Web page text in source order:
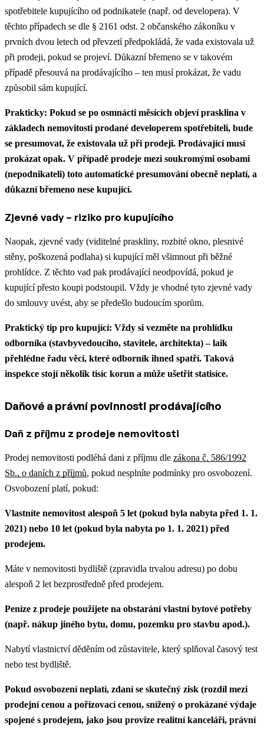
spotřebitele kupujícího od podnikatele (např. od developera). V
těchto případech se dle § 2161 odst. 2 občanského zákoníku v
prvních dvou letech od převzetí předpokládá, že vada existovala už
při prodeji, pokud se projeví. Důkazní břemeno se v takovém
případě přesouvá na prodávajícího – ten musí prokázat, že vadu
způsobil sám kupující.
Prakticky: Pokud se po osmnácti měsících objeví prasklina v
základech nemovitosti prodané developerem spotřebiteli, bude
se presumovat, že existovala už při prodeji. Prodávající musí
prokázat opak. V případě prodeje mezi soukromými osobami
(nepodnikateli) toto automatické presumování obecně neplatí, a
důkazní břemeno nese kupující.
Zjevné vady – riziko pro kupujícího
Naopak, zjevné vady (viditelné praskliny, rozbité okno, plesnivé
stěny, poškozená podlaha) si kupující měl všimnout při běžné
prohlídce. Z těchto vad pak prodávající neodpovídá, pokud je
kupující přesto koupi podstoupil. Vždy je vhodné tyto zjevné vady
do smlouvy uvést, aby se předešlo budoucím sporům.
Praktický tip pro kupující: Vždy si vezměte na prohlídku
odborníka (stavbyvedoucího, stavitele, architekta) – laik
přehlédne řadu věcí, které odborník ihned spatří. Taková
inspekce stojí několik tisíc korun a může ušetřit statisíce.
Daňové a právní povinnosti prodávajícího
Daň z příjmu z prodeje nemovitosti
Prodej nemovitosti podléhá dani z příjmu dle zákona č. 586/1992
Sb., o daních z příjmů, pokud nesplníte podmínky pro osvobození.
Osvobození platí, pokud:
Vlastníte nemovitost alespoň 5 let (pokud byla nabyta před 1. 1.
2021) nebo 10 let (pokud byla nabyta po 1. 1. 2021) před
prodejem.
Máte v nemovitosti bydliště (zpravidla trvalou adresu) po dobu
alespoň 2 let bezprostředně před prodejem.
Peníze z prodeje použijete na obstarání vlastní bytové potřeby
(např. nákup jiného bytu, domu, pozemku pro stavbu apod.).
Nabytí vlastnictví děděním od zůstavitele, který splňoval časový test
nebo test bydliště.
Pokud osvobození neplatí, zdaní se skutečný zisk (rozdíl mezi
prodejní cenou a pořizovací cenou, snížený o prokázané výdaje
spojené s prodejem, jako jsou provize realitní kanceláři, právní